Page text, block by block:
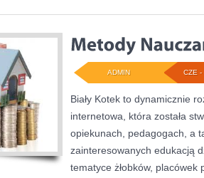
CZE -
ADMIN
Biały Kotek to dynamicznie
internetowa, która została
opiekunach, pedagogach, a
zainteresowanych edukacją
tematyce żłobków, placówek